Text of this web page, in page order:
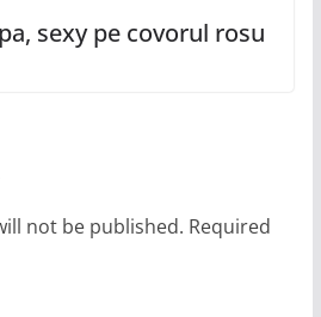
sexy pe covorul rosu
not be published. Required